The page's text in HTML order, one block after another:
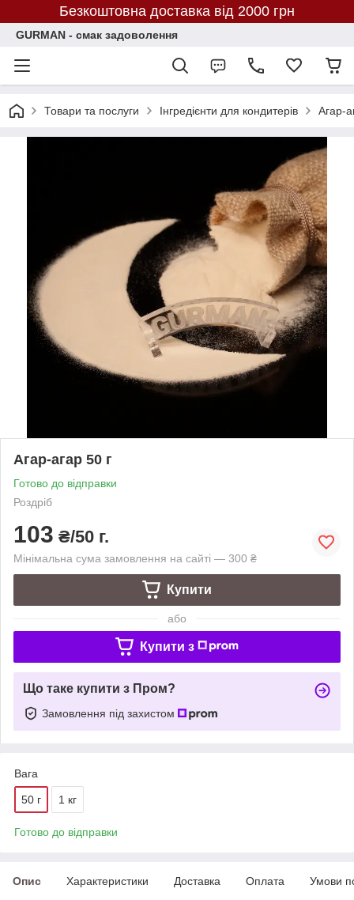
Безкоштовна доставка від 2000 грн
GURMAN - смак задоволення
Товари та послуги Інгредієнти для кондитерів Агар-
Агар-агар 50 г
Готово до відправки
Роздріб
103 ₴/50 г.
Мінімальна сума замовлення на сайті — 300 ₴
Купити
або
Купити з
Що таке купити з Пром?
Замовлення під захистом
Вага
50 г 1 кг
Готово до відправки
Опис Характеристики Доставка Оплата Умови